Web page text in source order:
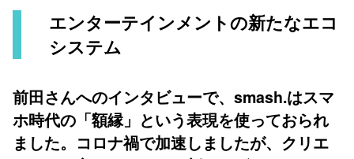
エンターテインメントの新たなエコ
システム
前田さんへのインタビューで、smash.はスマ
ホ時代の「額縁」という表現を使っておられ
ました。コロナ禍で加速しましたが、クリエ